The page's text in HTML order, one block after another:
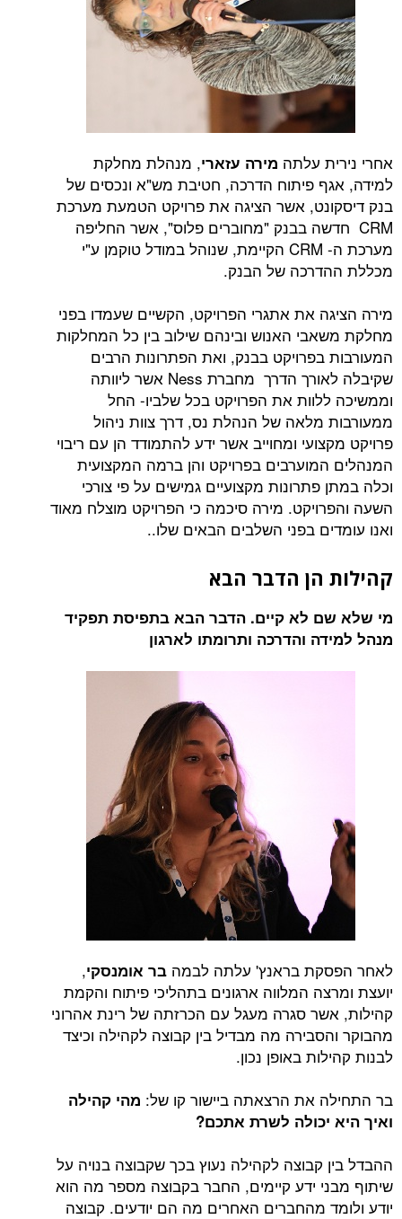
אחרי נירית עלתה מירה עזארי, מנהלת מחלקת
למידה, אגף פיתוח הדרכה, חטיבת מש"א ונכסים של
בנק דיסקונט, אשר הציגה את פרויקט הטמעת מערכת
CRM חדשה בבנק "מחוברים פלוס", אשר החליפה
מערכת ה- CRM הקיימת, שנוהל במודל טוקמן ע"י
מכללת ההדרכה של הבנק.
מירה הציגה את אתגרי הפרויקט, הקשיים שעמדו בפני
מחלקת משאבי האנוש ובינהם שילוב בין כל המחלקות
המעורבות בפרויקט בבנק, ואת הפתרונות הרבים
שקיבלה לאורך הדרך מחברת Ness אשר ליוותה
וממשיכה ללוות את הפרויקט בכל שלביו- החל
ממעורבות מלאה של הנהלת נס, דרך צוות ניהול
פרויקט מקצועי ומחוייב אשר ידע להתמודד הן עם ריבוי
המנהלים המוערבים בפרויקט והן ברמה המקצועית
וכלה במתן פתרונות מקצועיים גמישים על פי צורכי
השעה והפרויקט. מירה סיכמה כי הפרויקט מוצלח מאוד
ואנו עומדים בפני השלבים הבאים שלו..
קהילות הן הדבר הבא
מי שלא שם לא קיים. הדבר הבא בתפיסת תפקיד
מנהל למידה והדרכה ותרומתו לארגון
לאחר הפסקת בראנץ' עלתה לבמה בר אומנסקי,
יועצת ומרצה המלווה ארגונים בתהליכי פיתוח והקמת
קהילות, אשר סגרה מעגל עם הכרזתה של רינת אהרוני
מהבוקר והסבירה מה מבדיל בין קבוצה לקהילה וכיצד
לבנות קהילות באופן נכון.
בר התחילה את הרצאתה ביישור קו של: מהי קהילה
ואיך היא יכולה לשרת אתכם?
ההבדל בין קבוצה לקהילה נעוץ בכך שקבוצה בנויה על
שיתוף מבני ידע קיימים, החבר בקבוצה מספר מה הוא
יודע ולומד מהחברים האחרים מה הם יודעים. קבוצה